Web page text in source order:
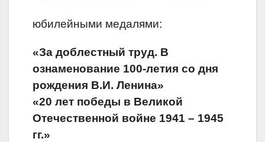
юбилейными медалями:
«За доблестный труд. В
ознаменование 100-летия со дня
рождения В.И. Ленина»
«20 лет победы в Великой
Отечественной войне 1941 – 1945
гг.»